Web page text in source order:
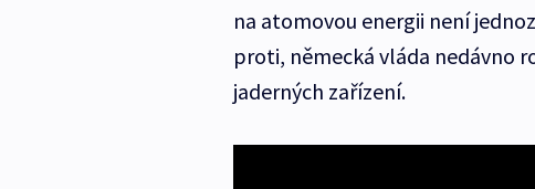
na atomovou energii není
proti, německá vláda nedávno
jaderných zařízení.